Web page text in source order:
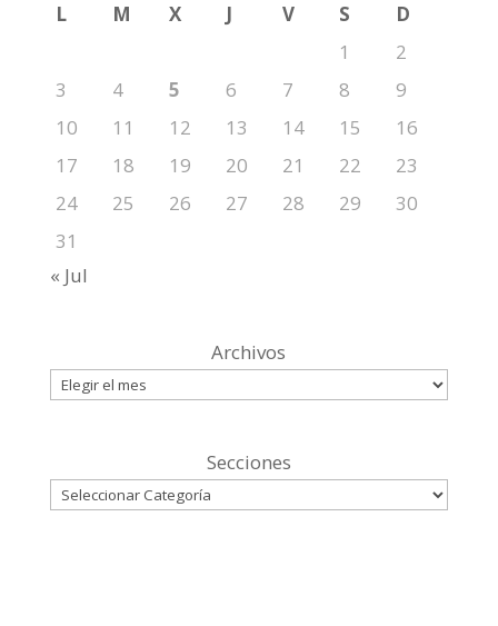
L M X J V S
D
1
2
3
4 5 6 7 8
9
10
11 12 13 14 15
16
17
18 19 20 21 22
23
24
25 26 27 28 29
30
31
« Jul
Archivos
Secciones